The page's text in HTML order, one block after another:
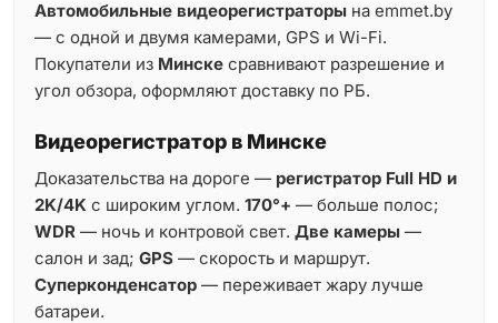
Автомобильные видеорегистраторы на emmet.by
— с одной и двумя камерами, GPS и Wi-Fi.
Покупатели из Минске сравнивают разрешение и
угол обзора, оформляют доставку по РБ.
Видеорегистратор в Минске
Доказательства на дороге — регистратор Full HD и
2K/4K с широким углом. 170°+ — больше полос;
WDR — ночь и контровой свет. Две камеры —
салон и зад; GPS — скорость и маршрут.
Суперконденсатор — переживает жару лучше
батареи.